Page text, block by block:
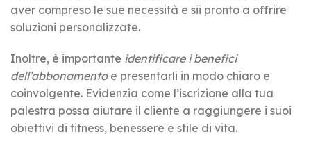
aver compreso le sue necessità e sii pronto a offrire
soluzioni personalizzate.
Inoltre, è importante identificare i benefici
dell’abbonamentoe presentarli in modo chiaro e
coinvolgente. Evidenzia come l’iscrizione alla tua
palestra possa aiutare il cliente a raggiungere i suoi
obiettivi di fitness, benessere e stile di vita.